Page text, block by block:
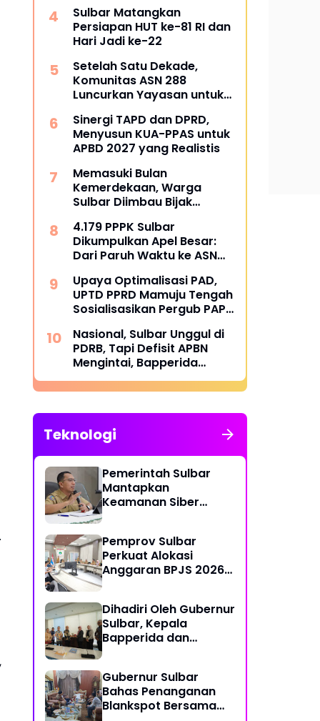
Jasa
Sulbar Matangkan
Persiapan HUT ke-81 RI dan
Hari Jadi ke-22
Setelah Satu Dekade,
Komunitas ASN 288
Luncurkan Yayasan untuk
Kesehatan
Sinergi TAPD dan DPRD,
Menyusun KUA-PPAS untuk
APBD 2027 yang Realistis
Memasuki Bulan
Kemerdekaan, Warga
Sulbar Diimbau Bijak
4.179 PPPK Sulbar
Dikumpulkan Apel Besar:
Dari Paruh Waktu ke ASN
Upaya Optimalisasi PAD,
UPTD PPRD Mamuju Tengah
Sosialisasikan Pergub PAP
Tassisara
Nasional, Sulbar Unggul di
PDRB, Tapi Defisit APBN
Mengintai, Bapperida
Siapkan Respons
Teknologi
Pemerintah Sulbar
Mantapkan
Keamanan Siber
Enam Kabupaten
Pemprov Sulbar
Perkuat Alokasi
Anggaran BPJS 2026
Dihadiri Oleh Gubernur
Sulbar, Kepala
Bapperida dan
Titik Akses Internet
Gubernur Sulbar
Bahas Penanganan
Blankspot Bersama